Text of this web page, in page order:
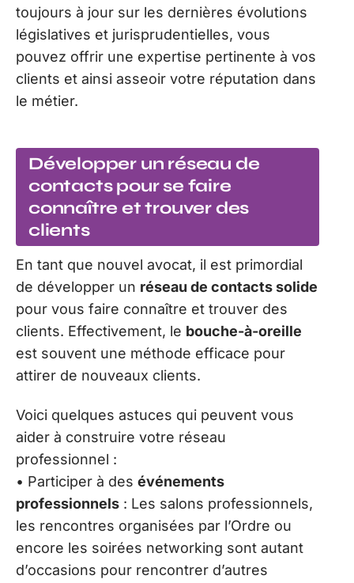
toujours à jour sur les dernières évolutions
législatives et jurisprudentielles, vous
pouvez offrir une expertise pertinente à vos
clients et ainsi asseoir votre réputation dans
le métier.
Développer un réseau de
contacts pour se faire
connaître et trouver des
clients
En tant que nouvel avocat, il est primordial
de développer un réseau de contacts solide
pour vous faire connaître et trouver des
clients. Effectivement, le bouche-à-oreille
est souvent une méthode efficace pour
attirer de nouveaux clients.
Voici quelques astuces qui peuvent vous
aider à construire votre réseau
professionnel :
• Participer à des événements
professionnels : Les salons professionnels,
les rencontres organisées par l’Ordre ou
encore les soirées networking sont autant
d’occasions pour rencontrer d’autres